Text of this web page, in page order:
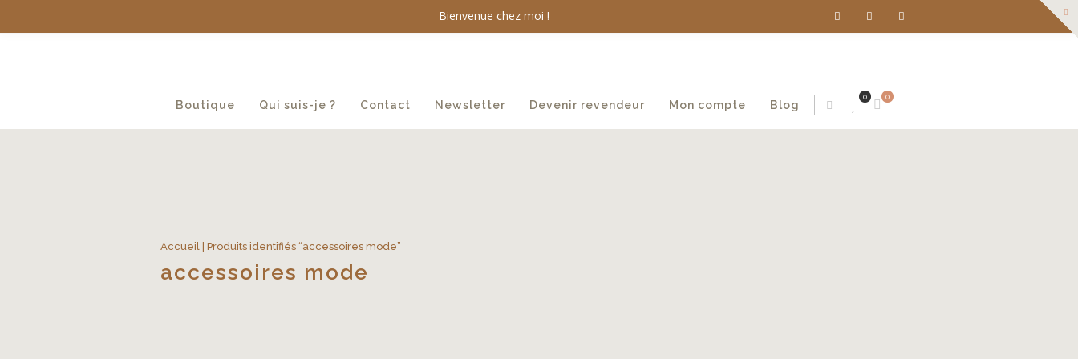
Bienvenue chez moi !
0
0
Boutique Qui suis-je ? Contact Newsletter Devenir revendeur Mon compte Blog
Accueil | Produits identifiés “accessoires mode”
accessoires mode